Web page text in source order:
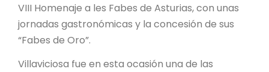
VIII Homenaje a les Fabes de Asturias, con unas
jornadas gastronómicas y la concesión de sus
“Fabes de Oro”.
Villaviciosa fue en esta ocasión una de las